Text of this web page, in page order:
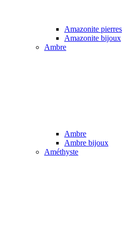
Amazonite pierres
Amazonite bijoux
Ambre
Ambre
Ambre bijoux
Améthyste